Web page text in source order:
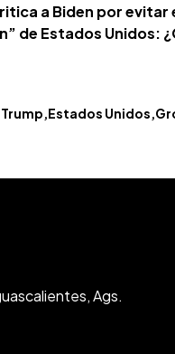
a Biden por
de Estados Unidos:
Estados Unidos
Ags.